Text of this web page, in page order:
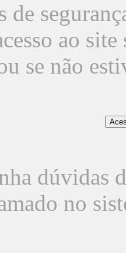
de
ao
se não
dúvidas
no